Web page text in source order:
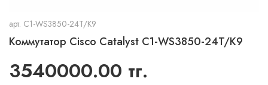
арт. C1-WS3850-24T/K9
Коммутатор Cisco Catalyst C1-WS3850-24T/K9
3540000.00 тг.